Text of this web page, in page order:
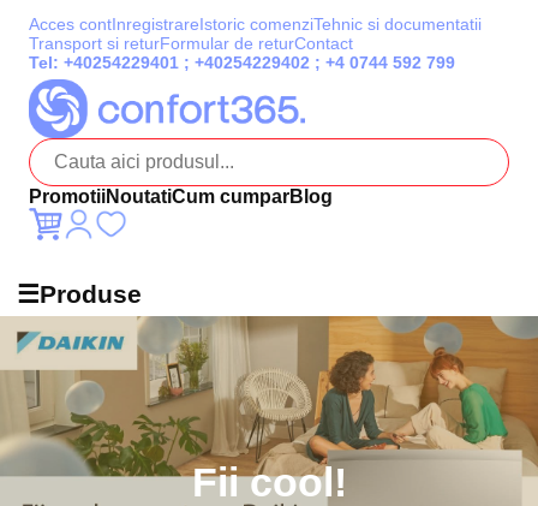
Acces contInregistrareIstoric comenziTehnic si documentatii
Transport si returFormular de returContact
Tel: +40254229401 ; +40254229402 ; +4 0744 592 799
PromotiiNoutatiCum cumparBlog
☰Produse
Fii cool!